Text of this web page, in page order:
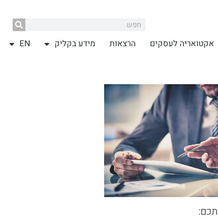
אקטואריה לעסקים הרצאות מידע בקליק EN